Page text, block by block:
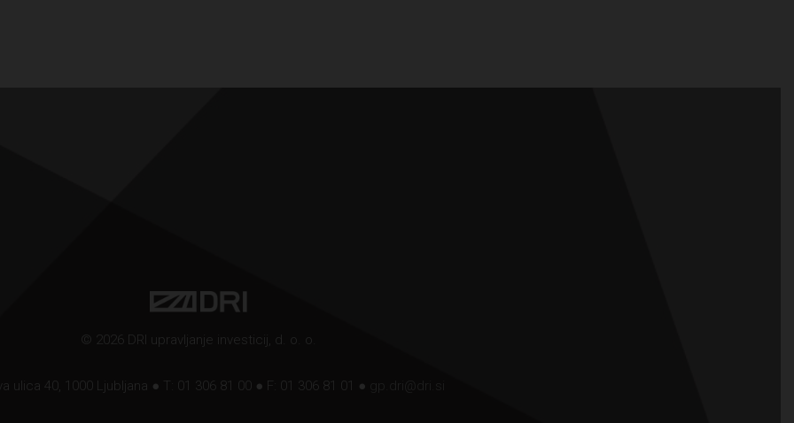
© 2026 DRI upravljanje investicij, d. o. o.
ulica 40, 1000 Ljubljana ● T: 01 306 81 00 ● F: 01 306 81 01 ●